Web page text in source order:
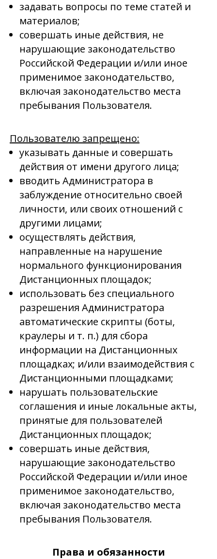
задавать вопросы по теме статей и
материалов;
совершать иные действия, не
нарушающие законодательство
Российской Федерации и/или иное
применимое законодательство,
включая законодательство места
пребывания Пользователя.
Пользователю запрещено:
указывать данные и совершать
действия от имени другого лица;
вводить Администратора в
заблуждение относительно своей
личности, или своих отношений с
другими лицами;
осуществлять действия,
направленные на нарушение
нормального функционирования
Дистанционных площадок;
использовать без специального
разрешения Администратора
автоматические скрипты (боты,
краулеры и т. п.) для сбора
информации на Дистанционных
площадках; и/или взаимодействия с
Дистанционными площадками;
нарушать пользовательские
соглашения и иные локальные акты,
принятые для пользователей
Дистанционных площадок;
совершать иные действия,
нарушающие законодательство
Российской Федерации и/или иное
применимое законодательство,
включая законодательство места
пребывания Пользователя.
Права и обязанности